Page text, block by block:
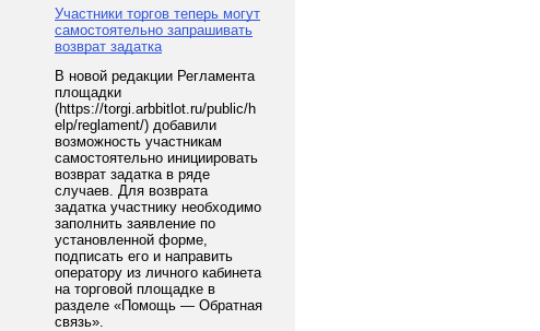
Участники торгов теперь могут
самостоятельно запрашивать
возврат задатка
В новой редакции Регламента
площадки
(https://torgi.arbbitlot.ru/public/h
elp/reglament/) добавили
возможность участникам
самостоятельно инициировать
возврат задатка в ряде
случаев. Для возврата
задатка участнику необходимо
заполнить заявление по
установленной форме,
подписать его и направить
оператору из личного кабинета
на торговой площадке в
разделе «Помощь — Обратная
связь».